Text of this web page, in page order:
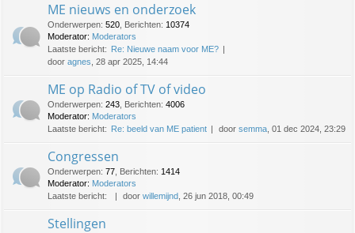
ME nieuws en onderzoek
Onderwerpen: 520 Berichten: 10374
Moderator: Moderators
Laatste bericht: Re: Nieuwe naam voor ME?
door agnes , 28 apr 2025, 14:44
ME op Radio of TV of video
Onderwerpen: 243 Berichten: 4006
Moderator: Moderators
Laatste bericht: Re: beeld van ME patient door semma , 01 dec 2024, 23:29
Congressen
Onderwerpen: 77 Berichten: 1414
Moderator: Moderators
Laatste bericht:
door willemijnd , 26 jun 2018, 00:49
Stellingen